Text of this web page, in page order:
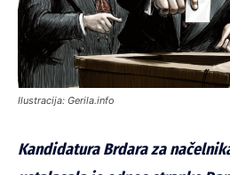
Ilustracija: Gerila.info
Kandidatura Brdara za